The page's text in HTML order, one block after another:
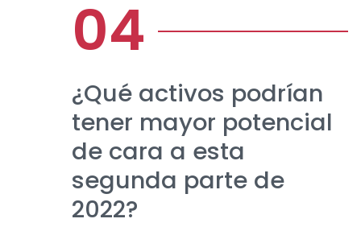
¿Qué activos podrían
tener mayor potencial
de cara a esta
segunda parte de
2022?